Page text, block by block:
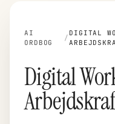
AI
ORDBOG
/
DIGITAL
Digital